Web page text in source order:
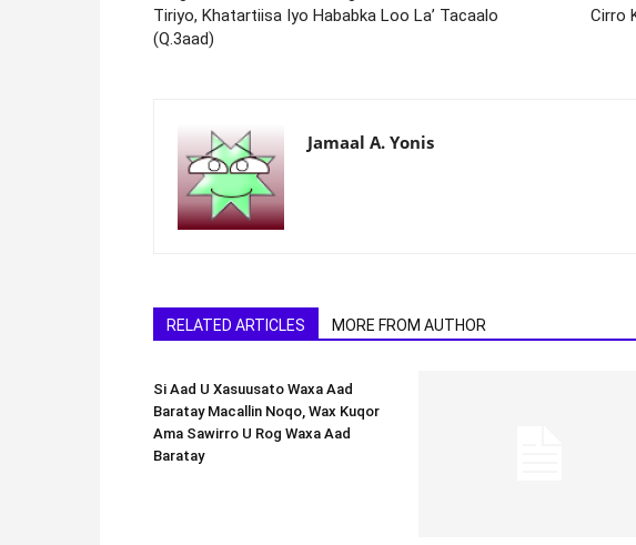
Tiriyo, Khatartiisa Iyo Hababka Loo La’ Tacaalo
(Q.3aad)
Cirro
Jamaal A. Yonis
RELATED ARTICLES MORE FROM AUTHOR
Si Aad U Xasuusato Waxa Aad
Baratay Macallin Noqo, Wax Kuqor
Ama Sawirro U Rog Waxa Aad
Baratay